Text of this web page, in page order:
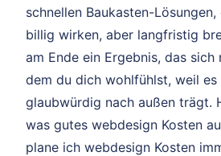
schnellen Baukasten-
billig wirken, aber langfristig
am Ende ein Ergebnis, das
dem du dich wohlfühlst, weil es
glaubwürdig nach außen trägt.
was gutes webdesign Kosten
plane ich webdesign Kosten